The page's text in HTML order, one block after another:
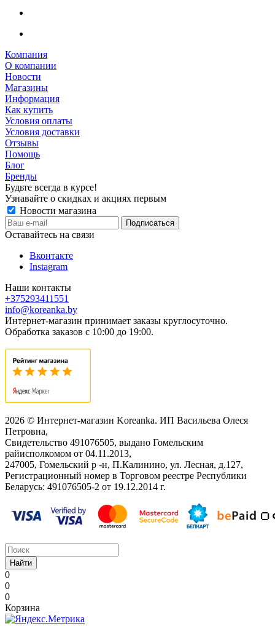
Компания
О компании
Новости
Магазины
Информация
Как купить
Условия оплаты
Условия доставки
Отзывы
Помощь
Блог
Бренды
Будьте всегда в курсе!
Узнавайте о скидках и акциях первым
Новости магазина
Оставайтесь на связи
Вконтакте
Instagram
Наши контакты
+375293411551
info@koreanka.by
Интернет-магазин принимает заказы круглосуточно.
Обработка заказов с 10:00 до 19:00.
2026 © Интернет-магазин Koreanka. ИП Васильева Олеся
Петровна,
Свидетельство ‎491076505, выдано Гомельским
райисполкомом от 04.11.2013,
247005, Гомельский р -н, П.Калинино, ул. Лесная, д.127,
Регистрационный номер в Торговом реестре Республики
Беларусь: ‎491076505-2 от 19.12.2014 г.
Найти
0
0
0
Корзина